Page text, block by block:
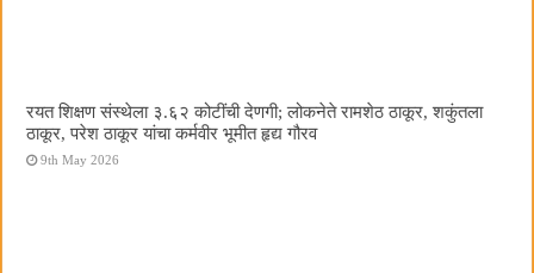
रयत शिक्षण संस्थेला ३.६२ कोटींची देणगी; लोकनेते रामशेठ ठाकूर, शकुंतला
ठाकूर, परेश ठाकूर यांचा कर्मवीर भूमीत हृद्य गौरव
9th May 2026